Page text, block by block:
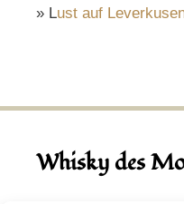
» Lust auf
Whisky des